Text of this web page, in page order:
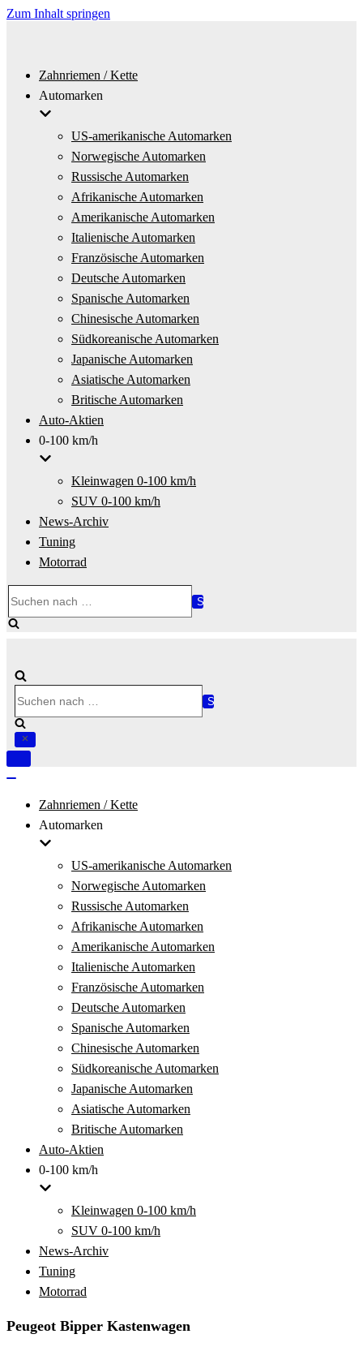
Zum Inhalt springen
Zahnriemen / Kette
Automarken
US-amerikanische Automarken
Norwegische Automarken
Russische Automarken
Afrikanische Automarken
Amerikanische Automarken
Italienische Automarken
Französische Automarken
Deutsche Automarken
Spanische Automarken
Chinesische Automarken
Südkoreanische Automarken
Japanische Automarken
Asiatische Automarken
Britische Automarken
Auto-Aktien
0-100 km/h
Kleinwagen 0-100 km/h
SUV 0-100 km/h
News-Archiv
Tuning
Motorrad
nach …
nach …
Navigation
Zahnriemen / Kette
Automarken
US-amerikanische Automarken
Norwegische Automarken
Russische Automarken
Afrikanische Automarken
Amerikanische Automarken
Italienische Automarken
Französische Automarken
Deutsche Automarken
Spanische Automarken
Chinesische Automarken
Südkoreanische Automarken
Japanische Automarken
Asiatische Automarken
Britische Automarken
Auto-Aktien
0-100 km/h
Kleinwagen 0-100 km/h
SUV 0-100 km/h
News-Archiv
Tuning
Motorrad
Peugeot Bipper Kastenwagen